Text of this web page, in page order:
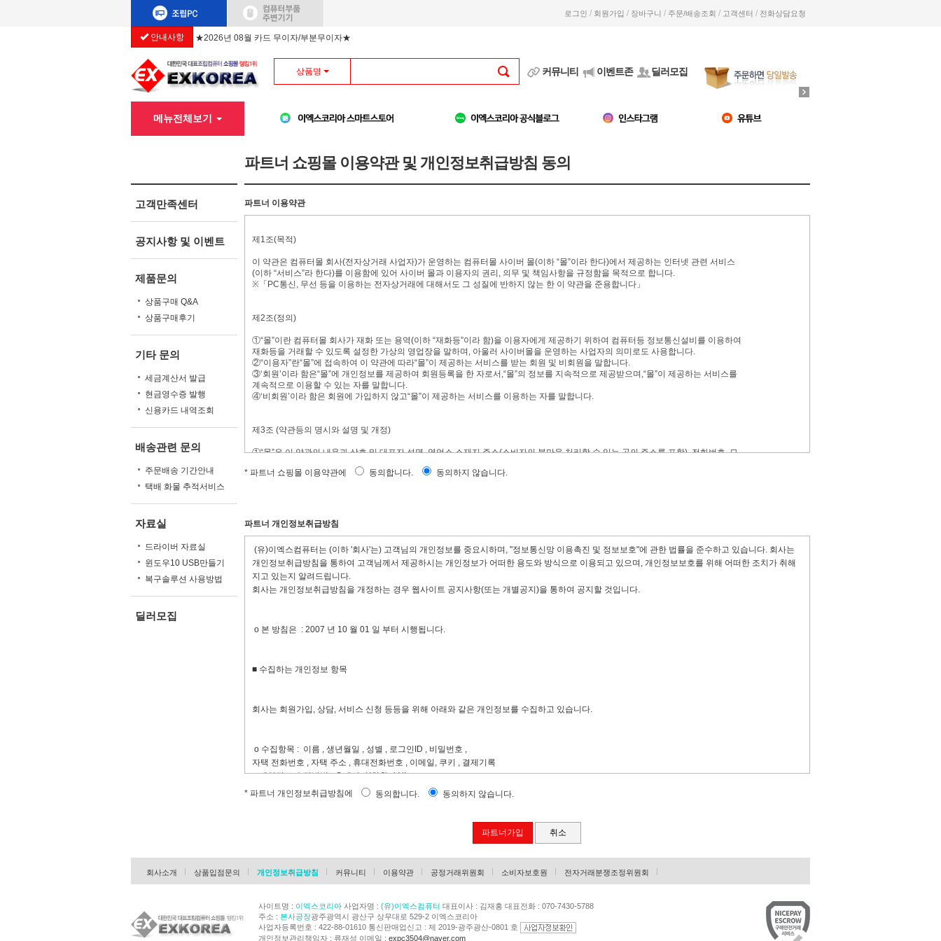
로그인 / 회원가입 / 장바구니 / 주문/배송조회 / 고객센터 / 전화상담요청
안내사항 ★2026년 08월 카드 무이자/부분무이자★
상품명 커뮤니티 이벤트존 딜러모집
메뉴전체보기
고객만족센터
공지사항 및 이벤트
제품문의
상품구매 Q&A
상품구매후기
기타 문의
세금계산서 발급
현금영수증 발행
신용카드 내역조회
배송관련 문의
주문배송 기간안내
택배 화물 추적서비스
자료실
드라이버 자료실
윈도우10 USB만들기
복구솔루션 사용방법
딜러모집
파트너 쇼핑몰 이용약관 및 개인정보취급방침 동의
파트너 이용약관
제1조(목적)
이 약관은 컴퓨터몰 회사(전자상거래 사업자)가 운영하는 컴퓨터몰 사이버 몰(이하 “몰”이라 한다)에서 제공하는 인터넷 관련 서비스
(이하 “서비스”라 한다)를 이용함에 있어 사이버 몰과 이용자의 권리, 의무 및 책임사항을 규정함을 목적으로 합니다.
※「PC통신, 무선 등을 이용하는 전자상거래에 대해서도 그 성질에 반하지 않는 한 이 약관을 준용합니다」
제2조(정의)
①“몰”이란 컴퓨터몰 회사가 재화 또는 용역(이하 “재화등”이라 함)을 이용자에게 제공하기 위하여 컴퓨터등 정보통신설비를 이용하여
재화등을 거래할 수 있도록 설정한 가상의 영업장을 말하며, 아울러 사이버몰을 운영하는 사업자의 의미로도 사용합니다.
②“이용자”란“몰”에 접속하여 이 약관에 따라“몰”이 제공하는 서비스를 받는 회원 및 비회원을 말합니다.
③‘회원’이라 함은“몰”에 개인정보를 제공하여 회원등록을 한 자로서,“몰”의 정보를 지속적으로 제공받으며,“몰”이 제공하는 서비스를
계속적으로 이용할 수 있는 자를 말합니다.
④‘비회원’이라 함은 회원에 가입하지 않고“몰”이 제공하는 서비스를 이용하는 자를 말합니다.
제3조 (약관등의 명시와 설명 및 개정)
①“몰”은 이 약관의 내용과 상호 및 대표자 성명, 영업소 소재지 주소(소비자의 불만을 처리할 수 있는 곳의 주소를 포함), 전화번호, 모
이버몰의 초기 서비스화면(전면)에 게시합니다. 다만, 약관의 내용은 이용자가 연결화면을 통하여 볼 수 있도록 할 수 있습니다.
관한법률, 방문판매등에관한법률, 소비자보호법 등 관련법을 위배하지 않는 범위에서 이 약관을 개정할 수 있습니다.
④“몰”이 약관을 개정할 경우에는 적용일자 및 개정사유를 명시하여 현행약관과 함께 몰의 초기화면에 그 적용일자 7일이전부터 적용
지합니다. 이 경우“몰”은 개정전 내용과 개정후 내용을 명확하게 비교하여 이용자가 알기 쉽도록 표시합니다.
⑤“몰”이 약관을 개정할 경우에는 그 개정약관은 그 적용일자 이후에 체결되는 계약에만 적용되고 그 이전에 이미 체결된 계약에 대해
서는 개정전의 약관조항이 그대로 적용됩니다. 다만 이미 계약을 체결한 이용자가 개정약관 조항의 적용을 받기를 원하는 뜻을 제3항
에 의한 개정약관의 공지기간내에“몰”에 송신하여“몰”의 동의를 받은 경우에는 개정약관 조항이 적용됩니다.
률, 공정거래위원회가 정하는 전자상거래등에서의소비자보호지침 및 관계법령 또는 상관례에 따릅니다.
제4조(서비스의 제공 및 변경)
1. 재화 또는 용역에 대한 정보 제공 및 구매계약의 체결
②“몰”은 재화 또는 용역의 품절 또는 기술적 사양의 변경 등의 경우에는 장차 체결되는 계약에 의해 제공할 재화 또는 용역의 내용을
변경할 수 있습니다. 이 경우에는 변경된 재화 또는 용역의 내용 및 제공일자를 명시하여 현재의 재화 또는 용역의 내용을 게시한 곳에
③“몰”이 제공하기로 이용자와 계약을 체결한 서비스의 내용을 재화등의 품절 또는 기술적 사양의 변경 등의 사유로 변경할 경우에는
그 사유를 이용자에게 통지 가능한 주소로 즉시 통지합니다.
제5조(서비스의 중단)
①“몰”은 컴퓨터 등 정보통신설비의 보수점검, 교체 및 고장, 통신의 두절 등의 사유가 발생한 경우에는 서비스의 제공을 일시적으로
②“몰”은 제1항의 사유로 서비스의 제공이 일시적으로 중단됨으로 인하여 이용자 또는 제3자가 입은 손해에 대하여 배상합니다.
단,“몰”이 고의 또는 과실이 없음을 입증하는 경우에는 그러하지 아니합니다.
③ 사업종목의 전환, 사업의 포기, 업체간의 통합 등의 이유로 서비스를 제공할 수 없게 되는 경우에는“몰”은 제8조에 정한 방법으로 이
용자에게 통지하고 당초“몰”에서 제시한 조건에 따라 소비자에게 보상합니다. 다만,“몰”이 보상기준 등을 고지하지 아니한 경우에는 이
* 파트너 쇼핑몰 이용약관에 동의합니다. 동의하지 않습니다.
파트너 개인정보취급방침
(유)이엑스컴퓨터는 (이하 '회사'는) 고객님의 개인정보를 중요시하며, "정보통신망 이용촉진 및 정보보호"에 관한 법률을 준수하고 있습니다. 회사는
개인정보취급방침을 통하여 고객님께서 제공하시는 개인정보가 어떠한 용도와 방식으로 이용되고 있으며, 개인정보보호를 위해 어떠한 조치가 취해
지고 있는지 알려드립니다.
회사는 개인정보취급방침을 개정하는 경우 웹사이트 공지사항(또는 개별공지)을 통하여 공지할 것입니다.
ο 본 방침은 : 2007 년 10 월 01 일 부터 시행됩니다.
■ 수집하는 개인정보 항목
회사는 회원가입, 상담, 서비스 신청 등등을 위해 아래와 같은 개인정보를 수집하고 있습니다.
ο 수집항목 : 이름 , 생년월일 , 성별 , 로그인ID , 비밀번호 ,
자택 전화번호 , 자택 주소 , 휴대전화번호 , 이메일, 쿠키 , 결제기록
ο 개인정보 수집방법 : 홈페이지(회원가입)
회사는 수집한 개인정보를 다음의 목적을 위해 활용합니다.
콘텐츠 제공 , 구매 및 요금 결제 , 물품배송 또는 청구지 등 발송 , 금융거래 본인 인증 및 금융 서비스
ο 회원 관리
회원제 서비스 이용에 따른 본인확인 , 개인 식별 , 불량회원의 부정 이용 방지와 비인가 사용 방지 , 가입 의사 확인 , 연령확인 , 불만처리 등 민원처리 ,
* 파트너 개인정보취급방침에 동의합니다. 동의하지 않습니다.
파트너가입 취소
회사소개 상품입점문의 개인정보취급방침 커뮤니티 이용약관 공정거래위원회 소비자보호원 전자거래분쟁조정위원회
사이트명 : 이엑스코리아사업자명 : (유)이엑스컴퓨터 대표이사 : 김재홍 대표전화 : 070-7430-5788
주소 : 본사공장광주광역시 광산구 상무대로 529-2 이엑스코리아
사업자등록번호 : 422-88-01610 통신판매업신고 : 제 2019-광주광산-0801 호
개인정보관리책임자 : 류재성 이메일 : expc3504@naver.com